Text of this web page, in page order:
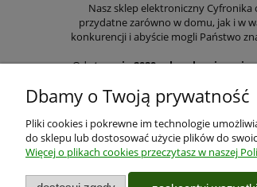
Nasz sklep elektroniczny
przydatne zarówno w domu, jak i w
konkurencji i abyście mogli Państwo
Odstycznia 2020 roku ulegają
W wyszczególnionych przez nas
przełączniki, lutownice, zasilacze,
Specjalizujemy się w sprzedaży
zapoznania się z parametrami części i
Twoje bezpieczeństwo jest dla nas
Dbamy o Twoją prywatność
Pliki cookies i pokrewne im technologie
do sklepu lub dostosować użycie plików do
Więcej o plikach cookies przeczytasz w naszej